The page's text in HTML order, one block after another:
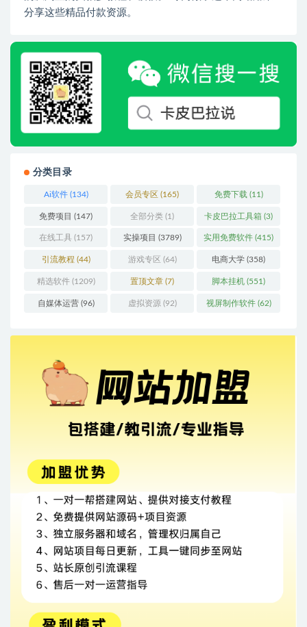
分享这些精品付款资源。
分类目录
Ai软件(134) 会员专区 (165) 免费下载 (11)
免费项目 (147) 全部分类 (1) 卡皮巴拉工具箱 (3)
在线工具 (157) 实操项目 (3789) 实用免费软件 (415)
引流教程 (44) 游戏专区 (64) 电商大学 (358)
精选软件(1209) 置顶文章 (7) 脚本挂机 (551)
自媒体运营(96) 虚拟资源 (92) 视屏制作软件(62)